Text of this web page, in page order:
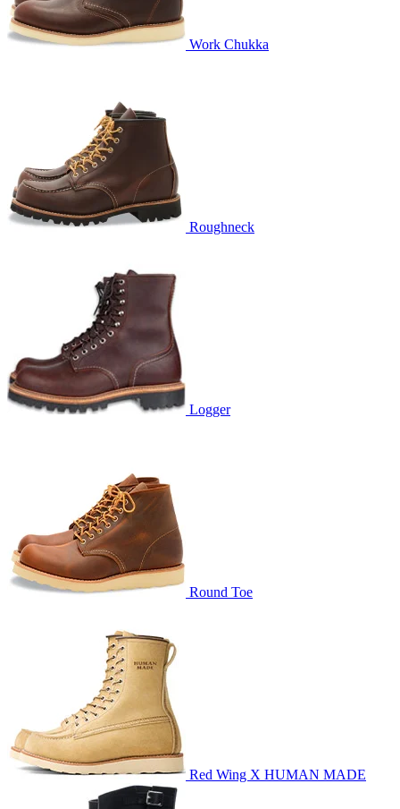
Work Chukka
Roughneck
Logger
Round Toe
Red Wing X HUMAN MADE